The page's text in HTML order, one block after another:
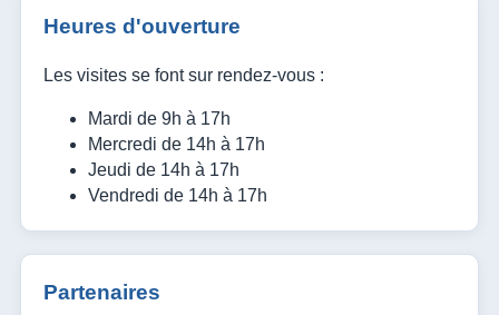
Heures d'ouverture
Les visites se font sur rendez-vous :
Mardi de 9h à 17h
Mercredi de 14h à 17h
Jeudi de 14h à 17h
Vendredi de 14h à 17h
Partenaires